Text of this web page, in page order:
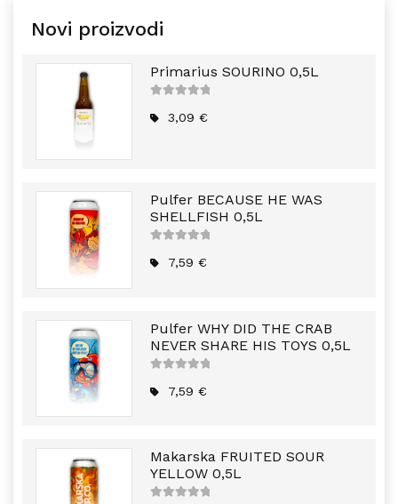
Novi proizvodi
Primarius SOURINO 0,5L
5
3,09€
Pulfer BECAUSE HE WAS
SHELLFISH 0,5L
5
7,59€
Pulfer WHY DID THE CRAB
NEVER SHARE HIS TOYS 0,5L
5
7,59€
Makarska FRUITED SOUR
YELLOW 0,5L